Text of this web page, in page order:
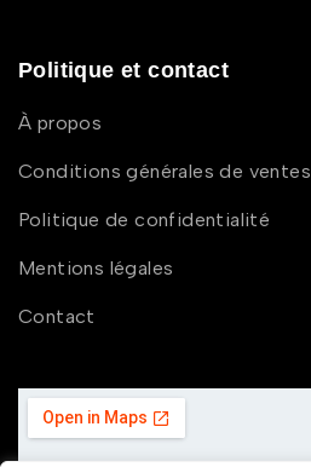
Politique et contact
À propos
Conditions générales de ventes
Politique de confidentialité
Mentions légales
Contact